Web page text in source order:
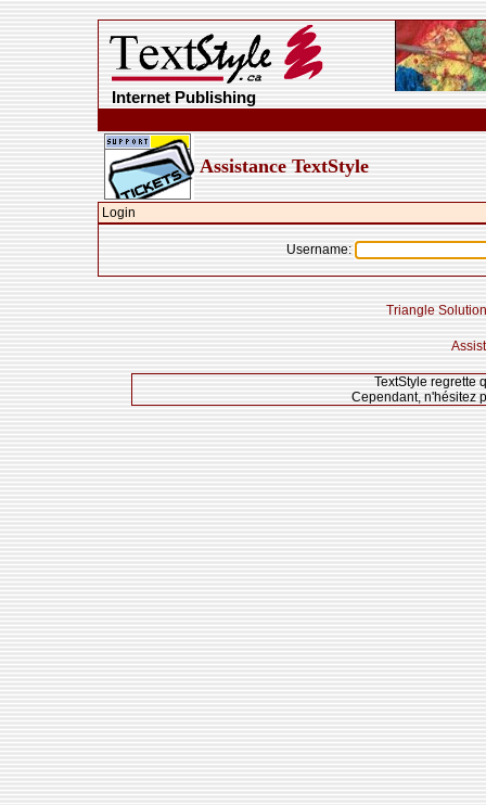
Internet Publishing
Assistance TextStyle
Login
Username:
Triangle
TextStyle regrette
Cependant, n'hésitez